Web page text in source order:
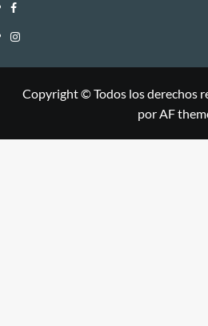
Facebook
Instagram
Copyright © Todos los derechos
por AF